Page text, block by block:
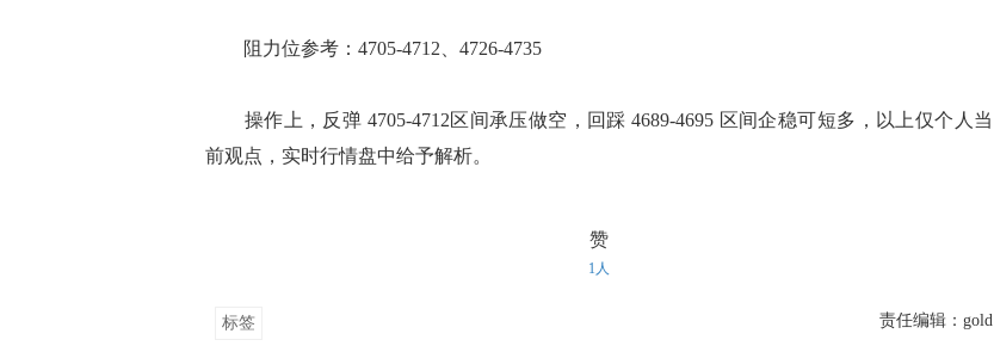
阻力位参考：4705-4712、4726-4735
操作上，反弹 4705-4712区间承压做空，回踩 4689-4695 区间企稳可短多，以上仅个人当
前观点，实时行情盘中给予解析。
赞
1人
标签 责任编辑：gold